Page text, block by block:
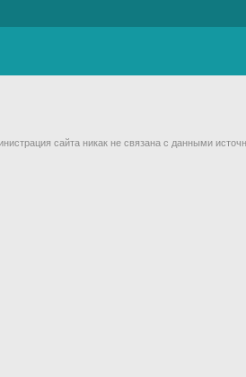
сайта никак не связана с данными